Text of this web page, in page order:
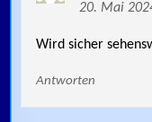
20. Mai
Wird sicher
Antworten